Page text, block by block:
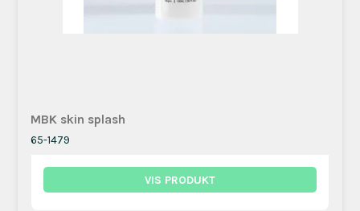
MBK skin splash
65-1479
VIS PRODUKT